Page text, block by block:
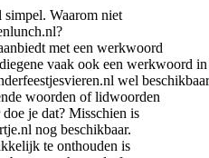
simpel. Waarom niet
met een werkwoord
vaak ook een werkwoord in
wel
woorden of lidwoorden
je dat? Misschien is
nog beschikbaar.
te onthouden is